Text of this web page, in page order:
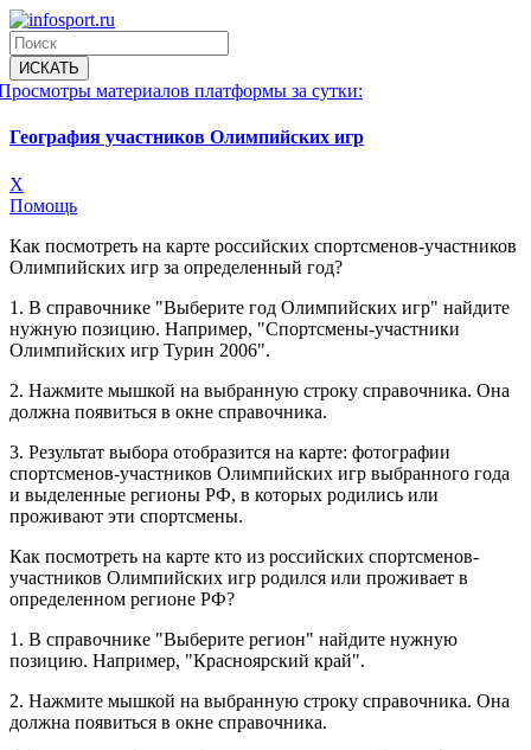
материалов платформы за сутки:
География участников Олимпийских игр
X
Помощь
Как посмотреть на карте российских спортсменов-участников
Олимпийских игр за определенный год?
1. В справочнике "Выберите год Олимпийских игр" найдите
нужную позицию. Например, "Спортсмены-участники
Олимпийских игр Турин 2006".
2. Нажмите мышкой на выбранную строку справочника. Она
должна появиться в окне справочника.
3. Результат выбора отобразится на карте: фотографии
спортсменов-участников Олимпийских игр выбранного года
и выделенные регионы РФ, в которых родились или
проживают эти спортсмены.
Как посмотреть на карте кто из российских спортсменов-
участников Олимпийских игр родился или проживает в
определенном регионе РФ?
1. В справочнике "Выберите регион" найдите нужную
позицию. Например, "Красноярский край".
2. Нажмите мышкой на выбранную строку справочника. Она
должна появиться в окне справочника.